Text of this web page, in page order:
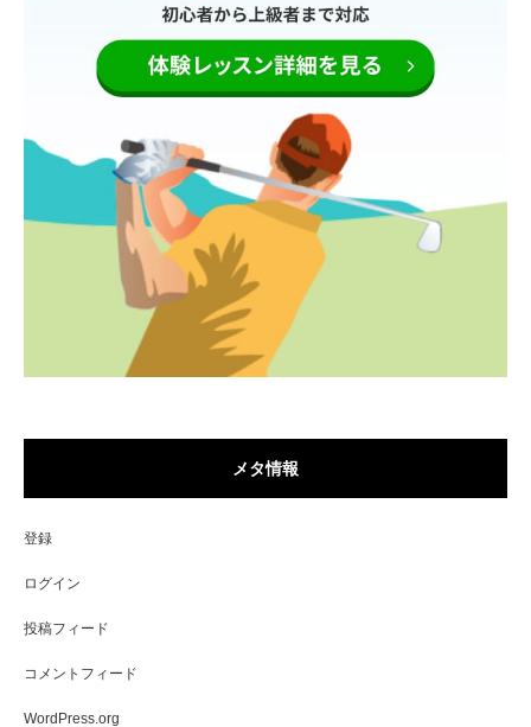
メタ情報
登録
ログイン
投稿フィード
コメントフィード
WordPress.org